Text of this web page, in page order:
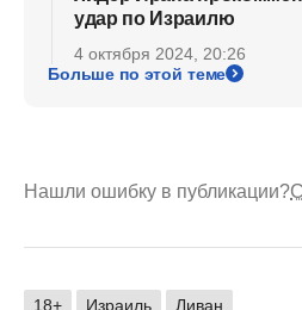
удар по Израилю
4 октября 2024, 20:26
Больше по этой теме
Нашли ошибку в публикации?
18+ Израиль Ливан